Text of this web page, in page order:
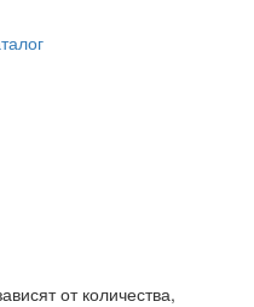
от количества,